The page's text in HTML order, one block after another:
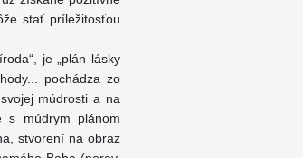
stať príležitosťou
je „plán lásky
pochádza zo
múdrosti a na
s múdrym plánom
stvorení na obraz